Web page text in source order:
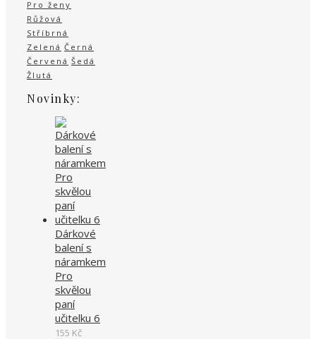
Pro ženy
Růžová
Stříbrná
Zelená Černá
Červená Šedá
Žlutá
Novinky:
Dárkové
balení s
náramkem
Pro
skvělou
paní
učitelku 6
155 Kč